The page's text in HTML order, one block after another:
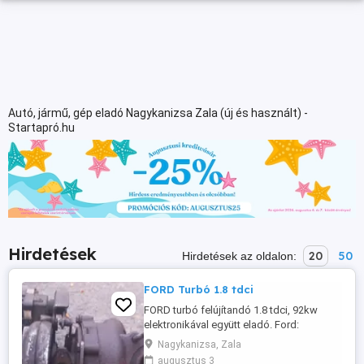
Autó, jármű, gép eladó Nagykanizsa Zala (új és használt) -
Startapró.hu
Hirdetések Hirdetések az oldalon: 20 50
FORD Turbó 1.8 tdci
FORD turbó felújítandó 1.8 tdci, 92kw
elektronikával együtt eladó. Ford:
fókusz,fuession,c-s max,mondeo, ezekbe
jó mind ,ha ilyen motor van benne.
Nagykanizsa, Zala
augusztus 3